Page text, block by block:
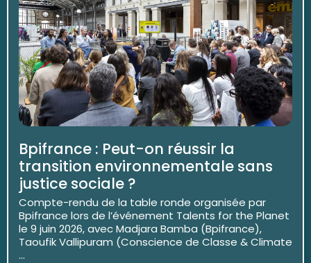
Bpifrance : Peut-on réussir la
transition environnementale sans
justice sociale ?
Compte-rendu de la table ronde organisée par
Bpifrance lors de l’événement Talents for the Planet
le 9 juin 2026, avec Madjara Bamba (Bpifrance),
Taoufik Vallipuram (Conscience de Classe & Climate
...